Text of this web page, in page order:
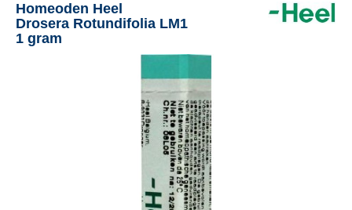
Homeoden Heel
Drosera Rotundifolia LM1
1 gram